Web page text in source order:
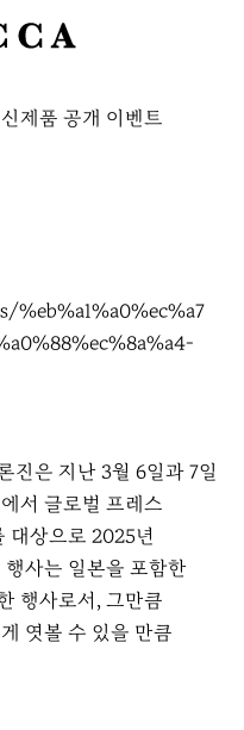
제품 공개 이벤트
진은 지난 3월 6일과 7일
서 글로벌 프레스
대상으로 2025년
사는 일본을 포함한
행사로서, 그만큼
엿볼 수 있을 만큼